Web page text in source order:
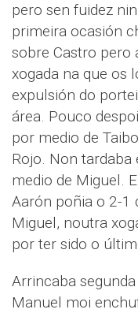
pero sen fuidez
primeira ocasión
sobre Castro pero
xogada na que os
expulsión do
área. Pouco
por medio de
Rojo. Non
medio de Miguel.
Aarón poñia o 2-1
Miguel, noutra
por ter sido o
Arrincaba
Manuel moi